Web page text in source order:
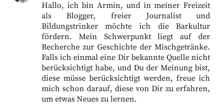
Hallo, ich bin Armin, und in meiner Freizeit
als Blogger, freier Journalist und
Bildungstrinker möchte ich die Barkultur
fördern. Mein Schwerpunkt liegt auf der
Recherche zur Geschichte der Mischgetränke.
Falls ich einmal eine Dir bekannte Quelle nicht
berücksichtigt habe, und Du der Meinung bist,
diese müsse berücksichtigt werden, freue ich
mich schon darauf, diese von Dir zu erfahren,
um etwas Neues zu lernen.